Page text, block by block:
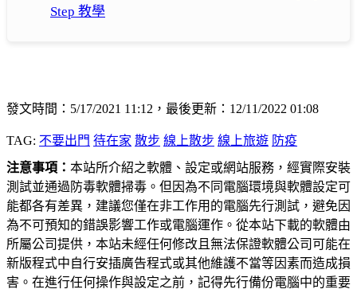
Step 教學
發文時間：5/17/2021 11:12，最後更新：12/11/2022 01:08
TAG: 不要出門 待在家 散步 線上散步 線上旅遊 防疫
注意事項： 本站所介紹之軟體、設定或網站服務，經實際安裝
測試並通過防毒軟體掃毒。但因為不同電腦環境與軟體設定可
能都各有差異，建議您僅在非工作用的電腦先行測試，避免因
為不可預知的錯誤影響工作或電腦運作。從本站下載的軟體由
所屬公司提供，本站未經任何修改且無法保證軟體公司可能在
新版程式中自行安插廣告程式或其他維護不當等因素而造成損
害。在進行任何操作與設定之前，記得先行備份電腦中的重要